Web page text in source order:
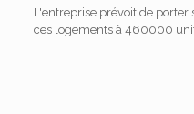
L'entreprise prévoit de
ces logements à 460000